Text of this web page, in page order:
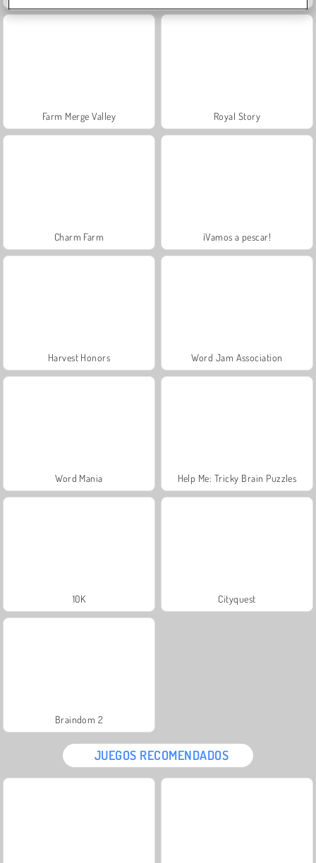
Farm Merge Valley Royal Story
Charm Farm ¡Vamos a pescar!
Harvest Honors Word Jam Association
Word Mania Help Me: Tricky Brain Puzzles
10K Cityquest
Braindom 2
JUEGOS RECOMENDADOS